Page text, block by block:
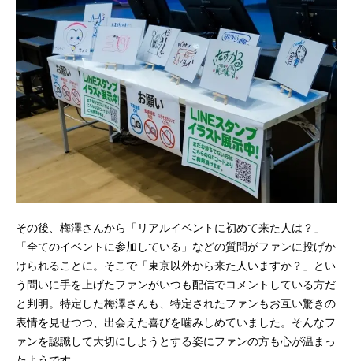
その後、梅澤さんから「リアルイベントに初めて来た人は？」
「全てのイベントに参加している」などの質問がファンに投げか
けられることに。そこで「東京以外から来た人いますか？」とい
う問いに手を上げたファンがいつも配信でコメントしている方だ
と判明。特定した梅澤さんも、特定されたファンもお互い驚きの
表情を見せつつ、出会えた喜びを噛みしめていました。そんなフ
ァンを認識して大切にしようとする姿にファンの方も心が温まっ